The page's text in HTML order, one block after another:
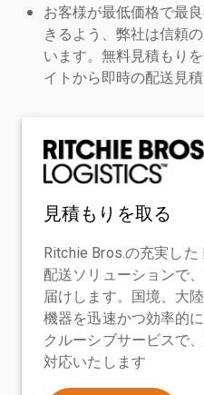
お客様が最低価格で最
きるよう、弊社は信頼
います。無料見積もり
イトから即時の配送見
見積もりを取る
Ritchie Bros.の充実し
配送ソリューションで
届けします。国境、大
機器を迅速かつ効率的
クルーシブサービスで
対応いたします